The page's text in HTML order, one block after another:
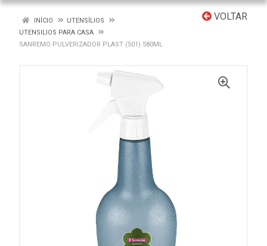
VOLTAR
INÍCIO
UTENSÍLIOS
UTENSILIOS PARA CASA
SANREMO PULVERIZADOR PLAST (501) 580ML